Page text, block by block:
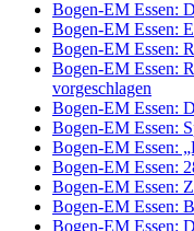
Bogen-EM Essen:
Bogen-EM Essen:
Bogen-EM Essen:
Bogen-EM Essen:
vorgeschlagen
Bogen-EM Essen:
Bogen-EM Essen:
Bogen-EM Essen:
Bogen-EM Essen:
Bogen-EM Essen:
Bogen-EM Essen:
Bogen-EM Essen: